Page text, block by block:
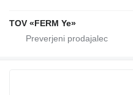
TOV «FERM Ye»